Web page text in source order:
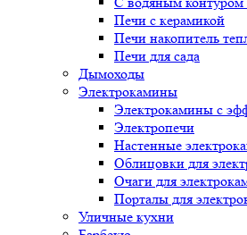
Печи с керамикой
Печи накопитель
Печи для сада
Дымоходы
Электрокамины
Электрокамины с
Электропечи
Настенные
Облицовки для
Очаги для
Порталы для
Уличные кухни